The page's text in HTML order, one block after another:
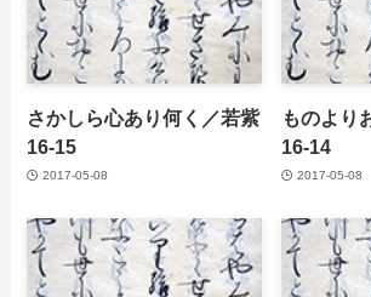
さかしら心あり何く／若紫
16-15
2017-05-08
ものより
16-14
2017-05-08